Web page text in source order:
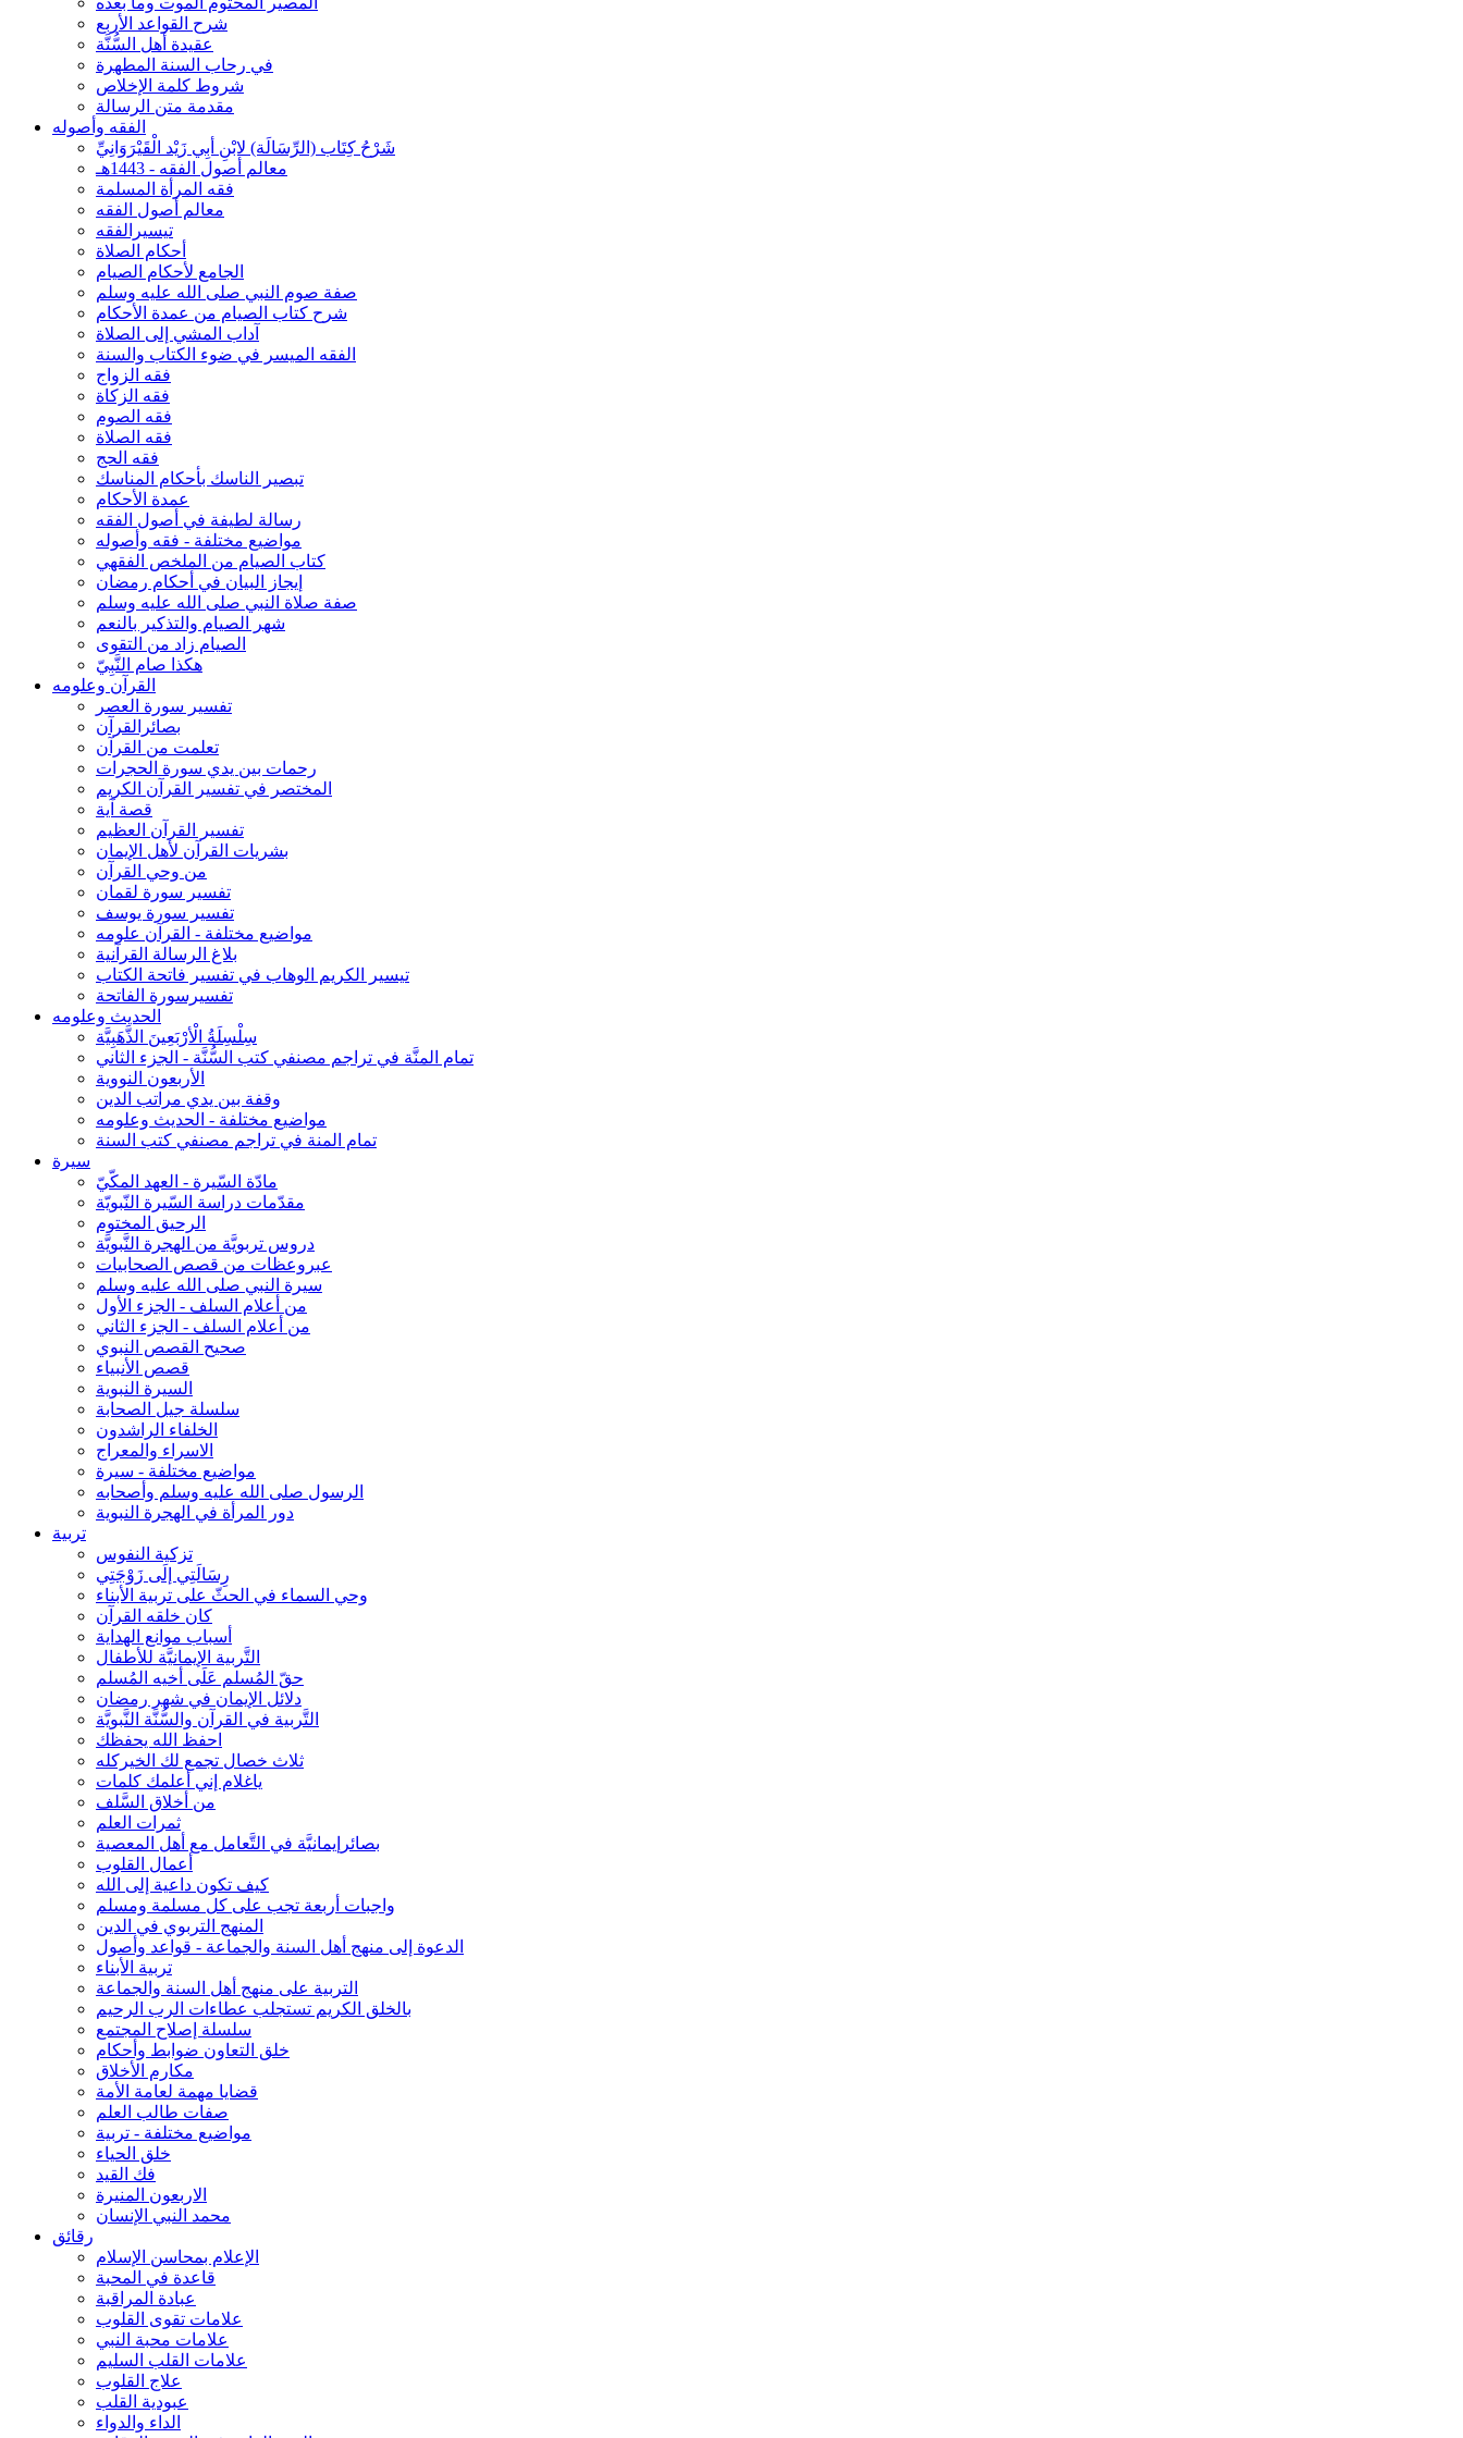
شرح القواعد الأربع
عقيدة أهل السُّنَّة
في رحاب السنة المطهرة
شروط كلمة الإخلاص
مقدمة متن الرسالة
الفقه وأصوله
شَرْحُ كِتَاب (الرِّسَالَة) لابْنِ أبِي زَيْد الْقَيْرَوَانِيِّ
معالم أصول الفقه - 1443هـ
فقه المرأة المسلمة
معالم أصول الفقه
تيسيرالفقه
أحكام الصلاة
الجامع لأحكام الصيام
صفة صوم النبي صلى الله عليه وسلم
شرح كتاب الصيام من عمدة الأحكام
آداب المشي إلى الصلاة
الفقه الميسر في ضوء الكتاب والسنة
فقه الزواج
فقه الزكاة
فقه الصوم
فقه الصلاة
فقه الحج
تبصير الناسك بأحكام المناسك
عمدة الأحكام
رسالة لطيفة في أصول الفقه
مواضيع مختلفة - فقه وأصوله
كتاب الصيام من الملخص الفقهي
إيجاز البيان في أحكام رمضان
صفة صلاة النبي صلى الله عليه وسلم
شهر الصيام والتذكير بالنعم
الصيام زاد من التقوى
هكذا صام النَّبِيّ
القرآن وعلومه
تفسير سورة العصر
بصائرالقرآن
تعلمت من القرآن
رحمات بين يدي سورة الحجرات
المختصر في تفسير القرآن الكريم
قصة آية
تفسير القرآن العظيم
بشريات القرآن لأهل الإيمان
من وحي القرآن
تفسير سورة لقمان
تفسير سورة يوسف
مواضيع مختلفة - القرآن علومه
بلاغ الرسالة القرآنية
تيسير الكريم الوهاب في تفسير فاتحة الكتاب
تفسيرسورة الفاتحة
الحديث وعلومه
سِلْسِلَةُ الْأرْبَعِينَ الذَّهَبِيَّة
تمام المنَّة في تراجم مصنفي كتب السُّنَّة - الجزء الثاني
الأربعون النووية
وقفة بين يدي مراتب الدين
مواضيع مختلفة - الحديث وعلومه
تمام المنة في تراجم مصنفي كتب السنة
سيرة
مادّة السّيرة - العهد المكّيّ
مقدّمات دراسة السّيرة النّبويّة
الرحيق المختوم
دروس تربويَّة من الهجرة النَّبويَّة
عبروعظات من قصص الصحابيات
سيرة النبي صلى الله عليه وسلم
من أعلام السلف - الجزء الأول
من أعلام السلف - الجزء الثاني
صحيح القصص النبوي
قصص الأنبياء
السيرة النبوية
سلسلة جيل الصحابة
الخلفاء الراشدون
الاسراء والمعراج
مواضيع مختلفة - سيرة
الرسول صلى الله عليه وسلم وأصحابه
دور المرأة في الهجرة النبوية
تربية
تزكية النفوس
رِسَالَتِي إلَى زَوْجَتِي
وحي السماء في الحثّ على تربية الأبناء
كان خلقه القرآن
أسباب موانع الهداية
التَّربية الإيمانيَّة للأطفال
حقّ المُسلم عَلَى أخيه المُسلم
دلائل الإيمان في شهر رمضان
التَّربية في القرآن والسُّنَّة النَّبويَّة
احفظ الله يحفظك
ثلاث خصال تجمع لك الخيركله
ياغلام إني أعلمك كلمات
من أخلاق السَّلف
ثمرات العلم
بصائرإيمانيَّة في التَّعامل مع أهل المعصية
أعمال القلوب
كيف تكون داعية إلى الله
واجبات أربعة تجب على كل مسلمة ومسلم
المنهج التربوي في الدين
الدعوة إلى منهج أهل السنة والجماعة - قواعد وأصول
تربية الأبناء
التربية على منهج أهل السنة والجماعة
بالخلق الكريم تستجلب عطاءات الرب الرحيم
سلسلة إصلاح المجتمع
خلق التعاون ضوابط وأحكام
مكارم الأخلاق
قضايا مهمة لعامة الأمة
صفات طالب العلم
مواضيع مختلفة - تربية
خلق الحياء
فك القيد
الاربعون المنيرة
محمد النبي الإنسان
رقائق
الإعلام بمحاسن الإسلام
قاعدة في المحبة
عبادة المراقبة
علامات تقوى القلوب
علامات محبة النبي
علامات القلب السليم
علاج القلوب
عبودية القلب
الداء والدواء